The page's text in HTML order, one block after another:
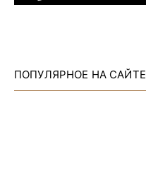
ПОПУЛЯРНОЕ НА САЙТЕ